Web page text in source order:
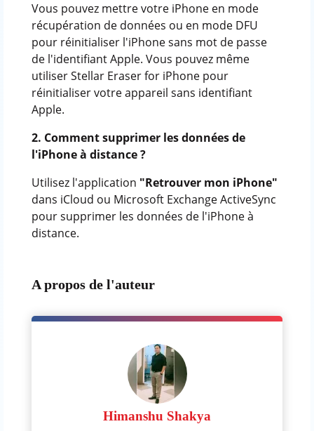
Vous pouvez mettre votre iPhone en mode
récupération de données ou en mode DFU
pour réinitialiser l'iPhone sans mot de passe
de l'identifiant Apple. Vous pouvez même
utiliser Stellar Eraser for iPhone pour
réinitialiser votre appareil sans identifiant
Apple.
2. Comment supprimer les données de
l'iPhone à distance ?
Utilisez l'application "Retrouver mon iPhone"
dans iCloud ou Microsoft Exchange ActiveSync
pour supprimer les données de l'iPhone à
distance.
A propos de l'auteur
Himanshu Shakya